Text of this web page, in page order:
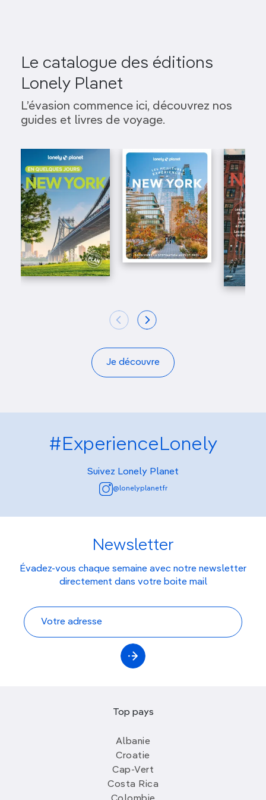
Le catalogue des éditions
Lonely Planet
L’évasion commence ici, découvrez nos
guides et livres de voyage.
Je découvre
#ExperienceLonely
Suivez Lonely Planet
@lonelyplanetfr
Newsletter
Évadez-vous chaque semaine avec notre newsletter
directement dans votre boite mail
Top pays
Albanie
Croatie
Cap-Vert
Costa Rica